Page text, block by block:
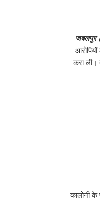
करा ली।
इस
कालोनी के